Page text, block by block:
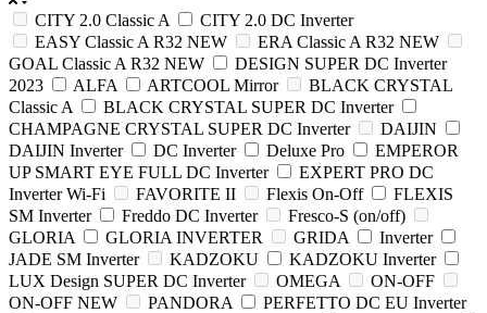
CITY 2.0 Classic A
CITY 2.0 DC Inverter
EASY Classic A R32 NEW
ERA Classic A R32 NEW
GOAL Classic A R32 NEW
DESIGN SUPER DC Inverter
2023
ALFA ARTCOOL Mirror
BLACK CRYSTAL
Classic A
BLACK CRYSTAL SUPER DC Inverter
CHAMPAGNE CRYSTAL SUPER DC Inverter
DAIJIN
DAIJIN Inverter
DC Inverter Deluxe Pro
EMPEROR
UP SMART EYE FULL DC Inverter
EXPERT PRO DC
Inverter Wi-Fi
FAVORITE II Flexis On-Off
FLEXIS
SM Inverter
Freddo DC Inverter
Fresco-S (on/off)
GLORIA
GLORIA INVERTER GRIDA
Inverter
JADE SM Inverter
KADZOKU
KADZOKU Inverter
LUX Design SUPER DC Inverter
OMEGA
ON-OFF
ON-OFF NEW
PANDORA
PERFETTO DC EU Inverter